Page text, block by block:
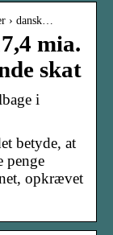
› dansk…
mia.
skat
i
betyde, at
penge
opkrævet